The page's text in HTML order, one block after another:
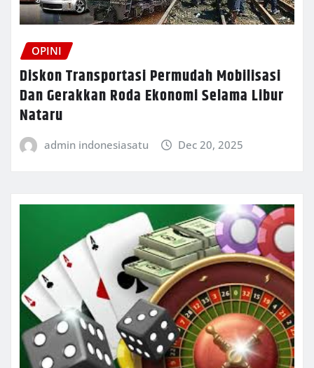
OPINI
Diskon Transportasi Permudah Mobilisasi
Dan Gerakkan Roda Ekonomi Selama Libur
Nataru
admin indonesiasatu Dec 20, 2025